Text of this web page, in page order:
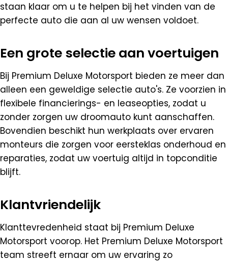
staan klaar om u te helpen bij het vinden van de
perfecte auto die aan al uw wensen voldoet.
Een grote selectie aan voertuigen
Bij Premium Deluxe Motorsport bieden ze meer dan
alleen een geweldige selectie auto's. Ze voorzien in
flexibele financierings- en leaseopties, zodat u
zonder zorgen uw droomauto kunt aanschaffen.
Bovendien beschikt hun werkplaats over ervaren
monteurs die zorgen voor eersteklas onderhoud en
reparaties, zodat uw voertuig altijd in topconditie
blijft.
Klantvriendelijk
Klanttevredenheid staat bij Premium Deluxe
Motorsport voorop. Het Premium Deluxe Motorsport
team streeft ernaar om uw ervaring zo